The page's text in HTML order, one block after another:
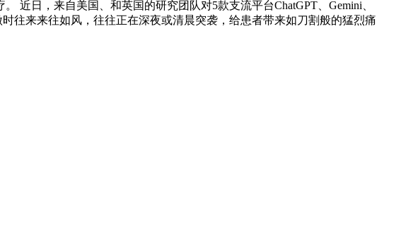
近日，来自美国、和英国的研究团队对5款支流平台ChatGPT、Gemini、
往来来往如风，往往正在深夜或清晨突袭，给患者带来如刀割般的猛烈痛